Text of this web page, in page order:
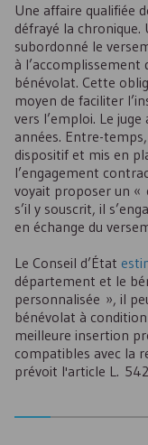
Une affaire qualifiée
défrayé la
subordonné le
à l’accomplissement
bénévolat. Cette
moyen de faciliter
vers l’emploi. Le
années. Entre-
dispositif et mis en
l’engagement
voyait proposer un «
s’il y souscrit, il
en échange du
Le Conseil d’État
département et le
personnalisée », il
bénévolat à
meilleure insertion
compatibles avec la
prévoit l'article L.